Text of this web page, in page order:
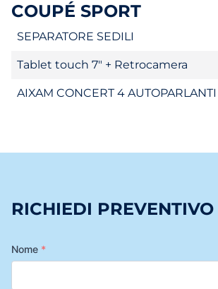
COUPÉ SPORT
SEPARATORE SEDILI
Tablet touch 7" + Retrocamera
AIXAM CONCERT 4 AUTOPARLANTI
RICHIEDI PREVENTIVO
Nome *